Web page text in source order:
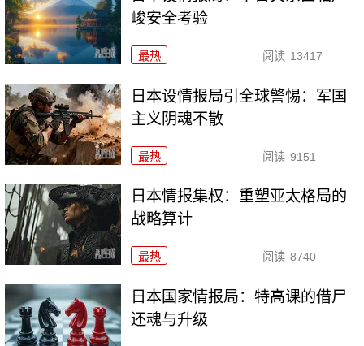
峻安全考验
最热 阅读 13417
日本设情报局引全球警惕：军国
主义阴魂不散
最热 阅读 9151
日本情报集权：重塑亚太格局的
战略算计
最热 阅读 8740
日本国家情报局：特高课的借尸
还魂与升级